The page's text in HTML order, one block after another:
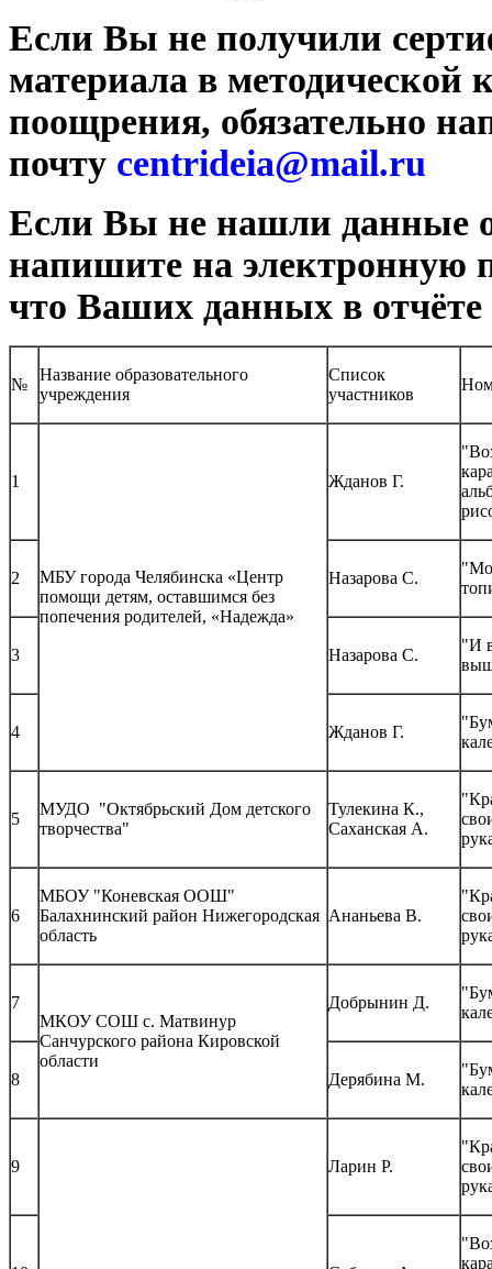
Если Вы не получили
материала в методической
поощрения, обязательно
почту centrideia@mail.ru
Если Вы не нашли данные
напишите на электронную
что Ваших данных в отчёте
№
Название образовательного
учреждения
Список
участников
1
МБУ города Челябинска «Центр
помощи детям, оставшимся без
попечения родителей, «Надежда»
Жданов Г.
2 Назарова С.
3 Назарова С.
"И
4 Жданов Г.
5
МУДО "Октябрьский Дом детского
творчества"
Тулекина К.,
Саханская А.
6
МБОУ "Коневская ООШ"
Балахнинский район Нижегородская
область
Ананьева В.
7
МКОУ СОШ с. Матвинур
Санчурского района Кировской
области
Добрынин Д.
8 Дерябина М.
9 Ларин Р.